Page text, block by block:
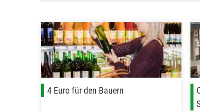
4 Euro für den Bauern